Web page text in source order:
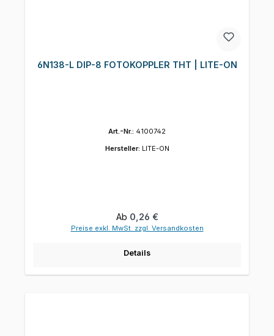
6N138-L DIP-8 FOTOKOPPLER THT | LITE-ON
Art.-Nr.: 4100742
Hersteller: LITE-ON
Regulärer Preis:
Ab 0,26 €
Preise exkl. MwSt. zzgl. Versandkosten
Details